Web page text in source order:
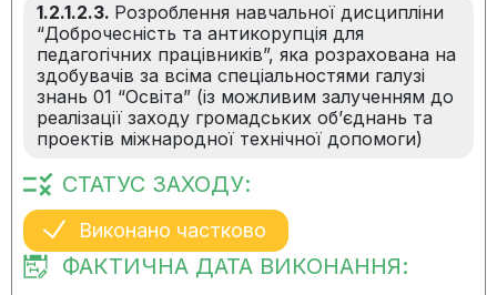
1.2.1.2.3. Розроблення навчальної дисципліни
“Доброчесність та антикорупція для
педагогічних працівників”, яка розрахована на
здобувачів за всіма спеціальностями галузі
знань 01 “Освіта” (із можливим залученням до
реалізації заходу громадських об’єднань та
проектів міжнародної технічної допомоги)
СТАТУС ЗАХОДУ:
Виконано частково
ФАКТИЧНА ДАТА ВИКОНАННЯ: